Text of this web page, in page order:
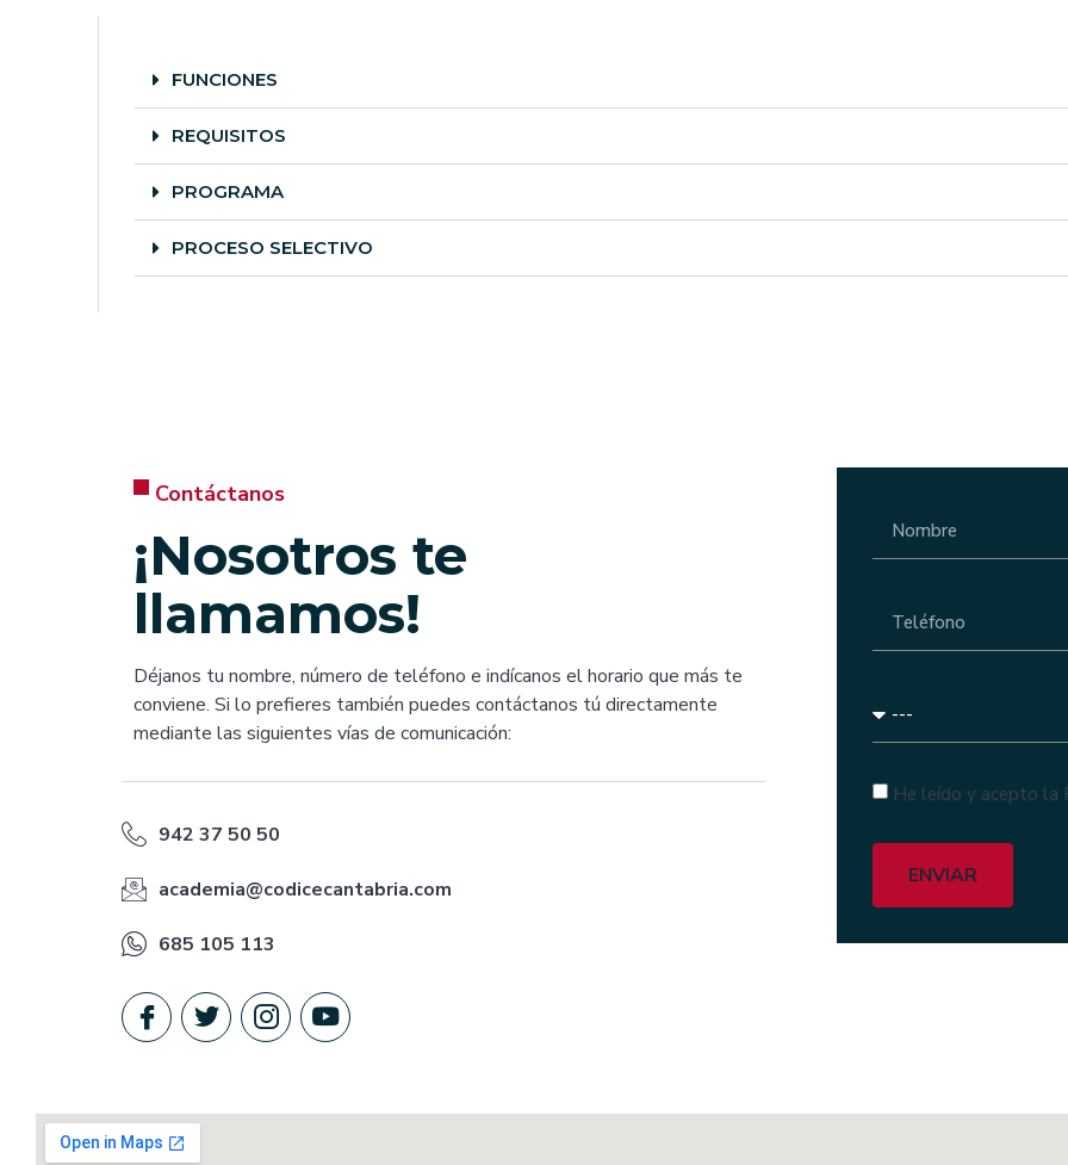
FUNCIONES
REQUISITOS
PROGRAMA
PROCESO SELECTIVO
Contáctanos
¡Nosotros te
llamamos!
Déjanos tu nombre, número de teléfono e indícanos el horario que más te
conviene. Si lo prefieres también puedes contáctanos tú directamente
mediante las siguientes vías de comunicación:
942 37 50 50
academia@codicecantabria.com
685 105 113
He leído y acepto la
ENVIAR